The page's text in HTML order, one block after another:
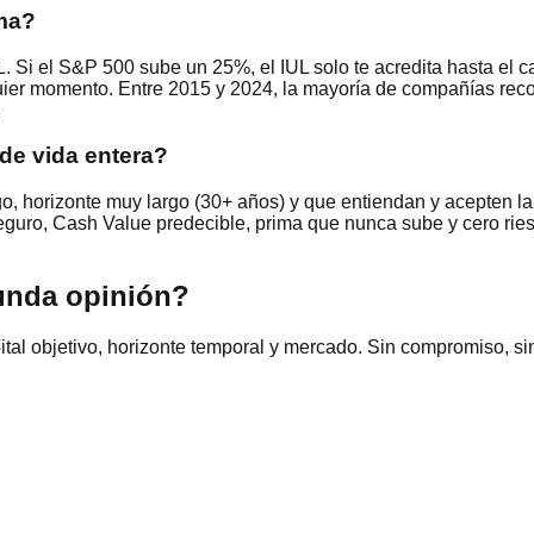
el S&P 500 sube un 25%, el IUL solo te acredita hasta el
momento. Entre 2015 y 2024, la mayoría de compañías
vida entera?
horizonte muy largo (30+ años) y que entiendan y acepten
Cash Value predecible, prima que nunca sube y cero
opinión?
objetivo, horizonte temporal y mercado. Sin compromiso,